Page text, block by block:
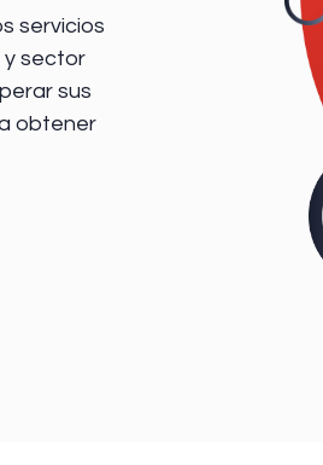
servicios
y sector
sus
obtener